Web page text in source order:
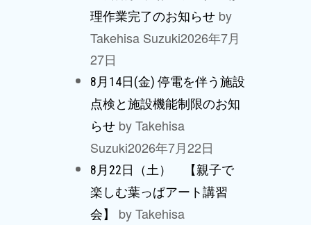
理作業完了のお知らせ by
Takehisa Suzuki2026年7月
27日
8月14日(金) 停電を伴う施設
点検と施設機能制限のお知
らせ by Takehisa
Suzuki2026年7月22日
8月22日（土） 【親子で
楽しむ葉っぱアート講習
会】
by Takehisa